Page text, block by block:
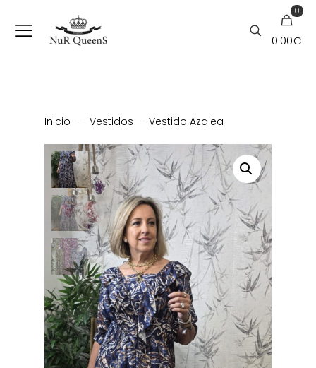
0
0.00€
Inicio - Vestidos - Vestido Azalea